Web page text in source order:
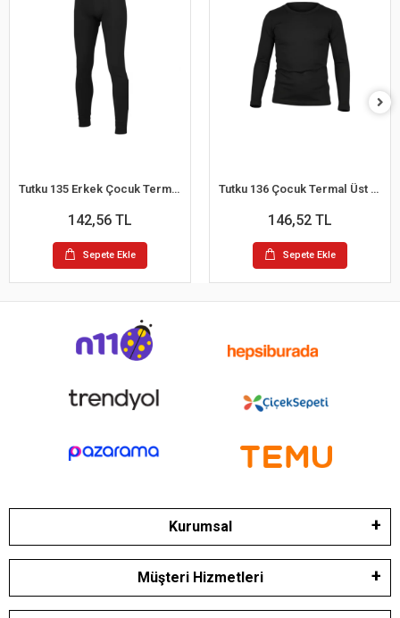
Tutku 135 Erkek Çocuk Termal Alt (Siyah)
142,56 TL
Sepete Ekle
Tutku 136 Çocuk Termal Üst (Siyah)
146,52 TL
Sepete Ekle
Kurumsal
Müşteri Hizmetleri